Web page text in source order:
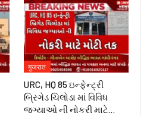
गुजरात
URC, HQ 85 ઇન્ફેન્ટ્રી
બ્રિગેડ ચિલોડા માં વિવિધ
જગ્યાઓ ની નોકરી માટે…